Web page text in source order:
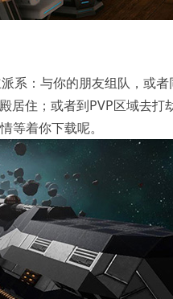
系：与你的朋友组队，或
居住；或者到PVP区域去
等着你下载呢。